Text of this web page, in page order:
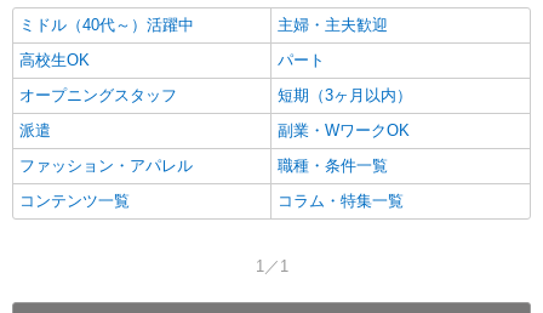
ミドル（40代～）活躍中
主婦・主夫歓迎
高校生OK
パート
オープニングスタッフ
短期（3ヶ月以内）
派遣
副業・WワークOK
ファッション・アパレル
職種・条件一覧
コンテンツ一覧
コラム・特集一覧
1／1